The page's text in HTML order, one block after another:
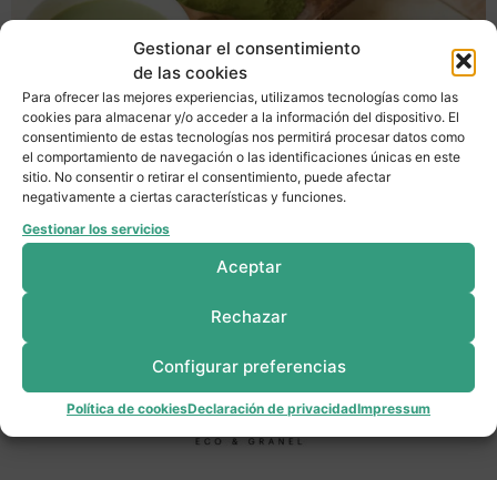
Gestionar el consentimiento
de las cookies
Para ofrecer las mejores experiencias, utilizamos tecnologías como las
cookies para almacenar y/o acceder a la información del dispositivo. El
consentimiento de estas tecnologías nos permitirá procesar datos como
el comportamiento de navegación o las identificaciones únicas en este
sitio. No consentir o retirar el consentimiento, puede afectar
negativamente a ciertas características y funciones.
Gestionar los servicios
Aceptar
Rechazar
Configurar preferencias
Política de cookiesDeclaración de privacidadImpressum
Con estos consejos podrás preparar tu Té Matcha
siguiendo el ritual japonés